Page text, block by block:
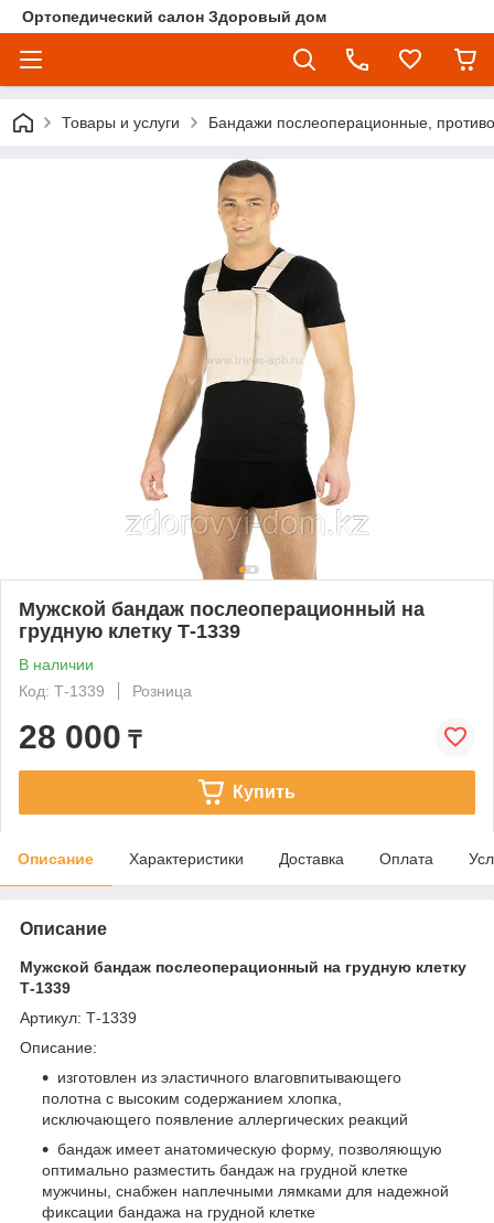
Ортопедический салон Здоровый дом
Товары и услуги Бандажи послеоперационные,
Мужской бандаж послеоперационный на
грудную клетку Т-1339
В наличии
Код: Т-1339
Розница
28 000 ₸
Купить
Описание Характеристики Доставка Оплата
Описание
Мужской бандаж послеоперационный на грудную клетку
Т-1339
Артикул: Т-1339
Описание:
изготовлен из эластичного влаговпитывающего
полотна с высоким содержанием хлопка,
исключающего появление аллергических реакций
бандаж имеет анатомическую форму, позволяющую
оптимально разместить бандаж на грудной клетке
мужчины, снабжен наплечными лямками для надежной
фиксации бандажа на грудной клетке